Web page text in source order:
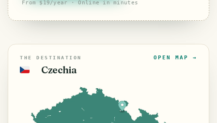
From $19/year · Online in minutes
THE DESTINATION
🇨🇿 Czechia
OPEN MAP →